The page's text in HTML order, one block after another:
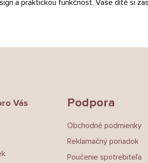
a praktickou funkčnost. Vaše dítě si
Vás Podpora
Obchodné podmienky
Reklamačný poriadok
Poučenie spotrebiteľa